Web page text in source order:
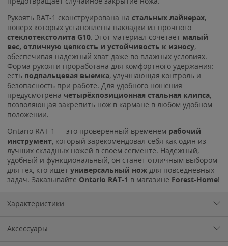
Рукоять RAT-1 сконструирована на стальных лайнерах,
поверх которых установлены накладки из прочного
стеклотекстолита G10. Этот материал сочетает малый
вес, отличную цепкость и устойчивость к износу,
обеспечивая надежный хват даже во влажных условиях.
Форма рукояти проработана для комфортного удержания:
есть подпальцевая выемка, улучшающая контроль и
безопасность при работе. Для удобного ношения
предусмотрена четырёхпозиционная стальная клипса,
позволяющая закрепить нож в кармане в любом удобном
положении.
Ontario RAT-1 — это проверенный временем рабочий
инструмент, который зарекомендовал себя как один из
лучших складных ножей в своем сегменте. Надежный,
удобный и функциональный, он станет отличным выбором
для тех, кто ищет универсальный нож для повседневных
задач. Заказывайте Ontario RAT-1 в магазине Forest-Home!
Характеристики
Аксессуары